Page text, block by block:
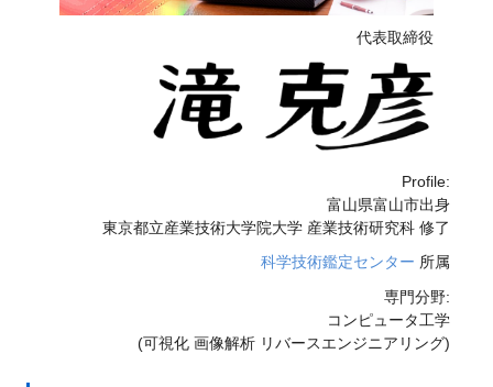
代表取締役
Profile:
富山県富山市出身
東京都立産業技術大学院大学 産業技術研究科 修了
科学技術鑑定センター 所属
専門分野:
コンピュータ工学
(可視化 画像解析 リバースエンジニアリング)